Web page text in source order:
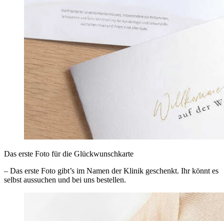
Das erste Foto für die Glückwunschkarte
– Das erste Foto gibt’s im Namen der Klinik geschenkt. Ihr könnt es
selbst aussuchen und bei uns bestellen.